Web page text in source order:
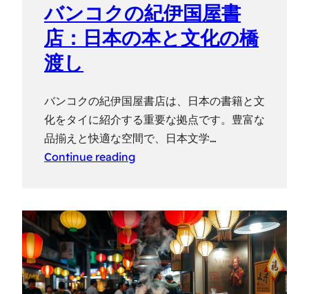
バンコクの紀伊国屋書
店：日本の本と文化の橋
渡し
バンコクの紀伊国屋書店は、日本の書籍と文
化をタイに紹介する重要な拠点です。豊富な
品揃えと快適な空間で、日本文学…
Continue reading